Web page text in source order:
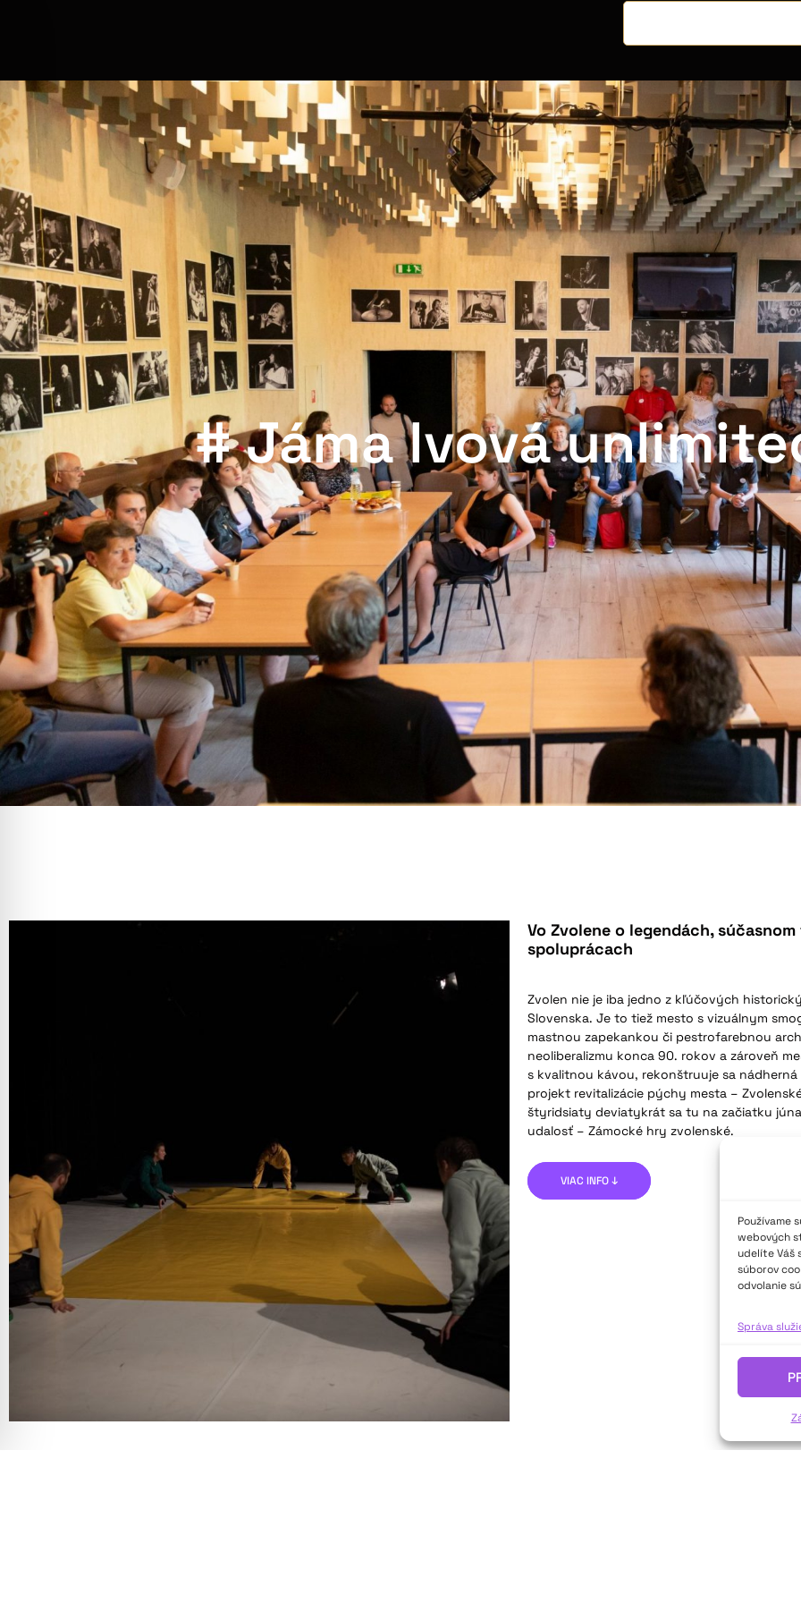
Používame
webových
udelíte Váš
súborov
odvolanie
Správa
# Jáma lvová
Vo Zvolene o legendách,
spoluprácach
Zvolen nie je iba jedno z kľúčových
Slovenska. Je to tiež mesto s vizuálnym
mastnou zapekankou či pestrofarebnou
neoliberalizmu konca 90. rokov a zároveň
s kvalitnou kávou, rekonštruuje sa
projekt revitalizácie pýchy mesta –
štyridsiaty deviatykrát sa tu na začiatku
udalosť – Zámocké hry zvolenské.
VIAC INFO ↓